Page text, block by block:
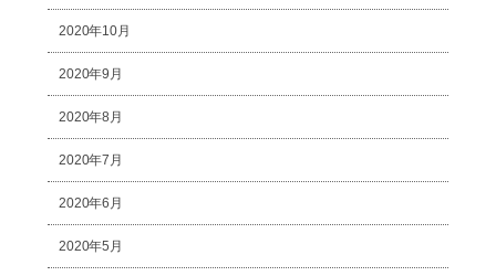
2020年10月
2020年9月
2020年8月
2020年7月
2020年6月
2020年5月